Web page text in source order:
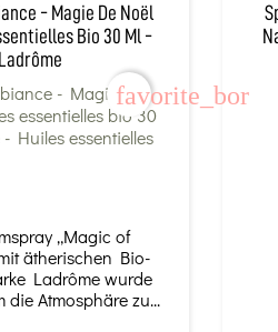
- Magie De Noël
Bio 30 Ml -
Ladrôme
„Magic of
ätherischen Bio-
Ladrôme wurde
die Atmosphäre zu...
favorite_border